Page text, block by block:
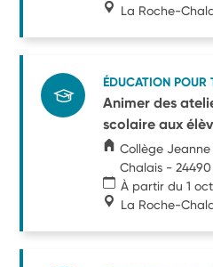
La Roche-
ÉDUCATION POUR
Animer des
scolaire aux
Collège
Chalais - 24490
À partir du 1
La Roche-